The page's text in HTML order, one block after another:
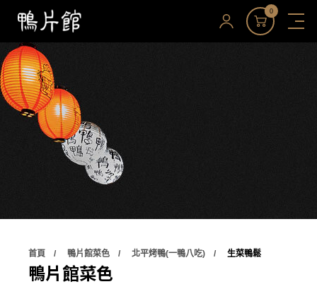
0
首頁 鴨片館菜色 北平烤鴨(一鴨八吃) 生菜鴨鬆
鴨片館菜色